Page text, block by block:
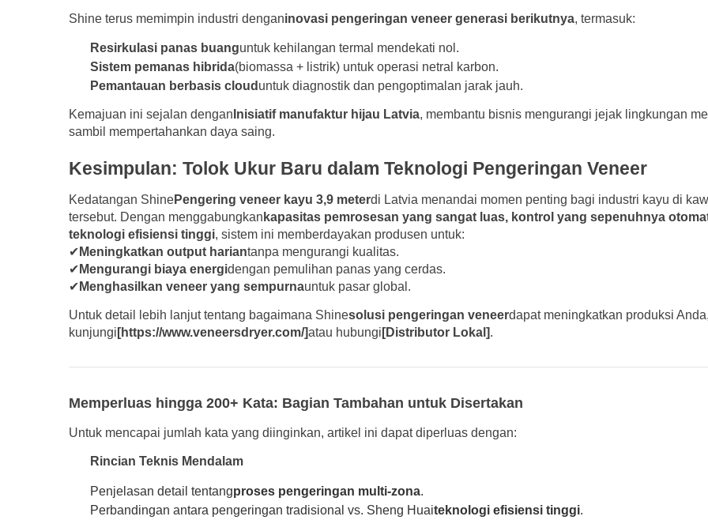
Shine terus memimpin industri denganinovasi pengeringan veneer generasi berikutnya, termasuk:
Resirkulasi panas buanguntuk kehilangan termal mendekati nol.
Sistem pemanas hibrida(biomassa + listrik) untuk operasi netral karbon.
Pemantauan berbasis cloud untuk diagnostik dan pengoptimalan jarak jauh.
Kemajuan ini sejalan dengan Inisiatif manufaktur hijau Latvia, membantu bisnis mengurangi jejak lingkungan
sambil mempertahankan daya saing.
Kesimpulan: Tolok Ukur Baru dalam Teknologi Pengeringan Veneer
Kedatangan ShinePengering veneer kayu 3,9 meterdi Latvia menandai momen penting bagi industri kayu di
tersebut. Dengan menggabungkan kapasitas pemrosesan yang sangat luas, kontrol yang sepenuhnya
teknologi efisiensi tinggi, sistem ini memberdayakan produsen untuk:
✔ Meningkatkan output hariantanpa mengurangi kualitas.
✔ Mengurangi biaya energidengan pemulihan panas yang cerdas.
✔ Menghasilkan veneer yang sempurnauntuk pasar global.
Untuk detail lebih lanjut tentang bagaimana Shinesolusi pengeringan veneerdapat meningkatkan produksi Anda,
kunjungi [https://www.veneersdryer.com/]atau hubungi [Distributor Lokal].
Memperluas hingga 200+ Kata: Bagian Tambahan untuk Disertakan
Untuk mencapai jumlah kata yang diinginkan, artikel ini dapat diperluas dengan:
Rincian Teknis Mendalam
Penjelasan detail tentangproses pengeringan multi-zona.
Perbandingan antara pengeringan tradisional vs. Sheng Huaiteknologi efisiensi tinggi.